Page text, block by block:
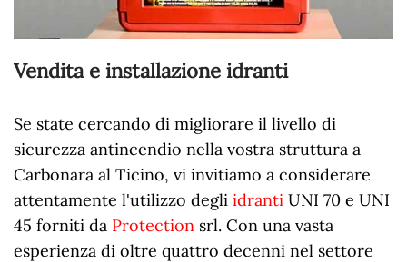
Vendita e installazione idranti
Se state cercando di migliorare il livello di
sicurezza antincendio nella vostra struttura a
Carbonara al Ticino, vi invitiamo a considerare
attentamente l'utilizzo degli idranti UNI 70 e UNI
45 forniti da Protection srl. Con una vasta
esperienza di oltre quattro decenni nel settore